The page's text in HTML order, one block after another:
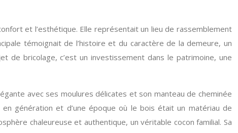
et l’esthétique. Elle représentait un lieu de rassemblement
témoignait de l’histoire et du caractère de la demeure, un
de bricolage, c’est un investissement dans le patrimoine, une
avec ses moulures délicates et son manteau de cheminée
génération et d’une époque où le bois était un matériau de
chaleureuse et authentique, un véritable cocon familial. Sa